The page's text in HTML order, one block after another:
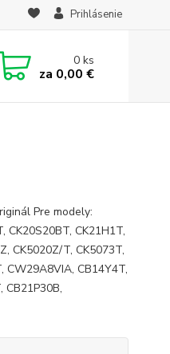
Prihlásenie
0ks
za 0,00 €
Pre modely:
CK20S20BT, CK21H1T,
CK5020Z/T, CK5073T,
CW29A8VIA, CB14Y4T,
CB21P30B,